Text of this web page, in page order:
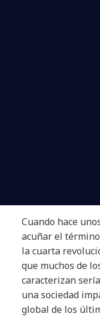
Cuando hace
acuñar el
la cuarta
que muchos de
caracterizan
una sociedad
global de los